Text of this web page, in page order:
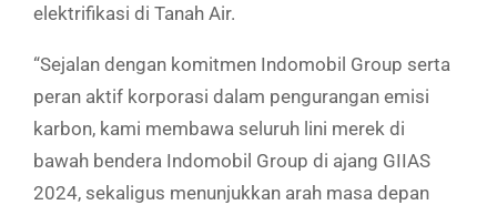
elektrifikasi di Tanah Air.
“Sejalan dengan komitmen Indomobil Group serta
peran aktif korporasi dalam pengurangan emisi
karbon, kami membawa seluruh lini merek di
bawah bendera Indomobil Group di ajang GIIAS
2024, sekaligus menunjukkan arah masa depan